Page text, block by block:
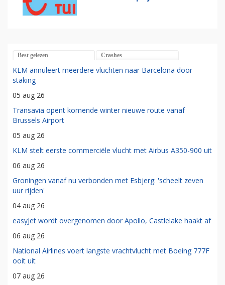
Best gelezen Crashes
KLM annuleert meerdere vluchten naar Barcelona door
staking
05 aug 26
Transavia opent komende winter nieuwe route vanaf
Brussels Airport
05 aug 26
KLM stelt eerste commerciële vlucht met Airbus A350-900 uit
06 aug 26
Groningen vanaf nu verbonden met Esbjerg: 'scheelt zeven
uur rijden'
04 aug 26
easyJet wordt overgenomen door Apollo, Castlelake haakt af
06 aug 26
National Airlines voert langste vrachtvlucht met Boeing 777F
ooit uit
07 aug 26